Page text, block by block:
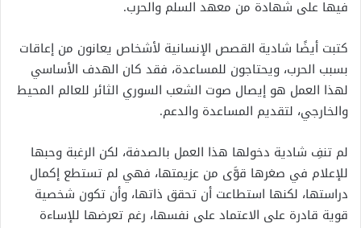
فيها على شهادة من معهد السلم والحرب.
كتبت أيضًا شادية القصص الإنسانية لأشخاص يعانون من إعاقات
بسبب الحرب، ويحتاجون للمساعدة، فقد كان الهدف الأساسي
لهذا العمل هو إيصال صوت الشعب السوري الثائر للعالم المحيط
والخارجي، لتقديم المساعدة والدعم.
لم تنفِ شادية دخولها هذا العمل بالصدفة، لكن الرغبة وحبها
للإعلام في صغرها قوَّى من عزيمتها، فهي لم تستطع إكمال
دراستها، لكنها استطاعت أن تحقق ذاتها، وأن تكون شخصية
قوية قادرة على الاعتماد على نفسها، رغم تعرضها للإساءة